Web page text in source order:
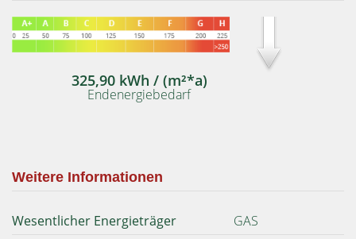
325,90 kWh / (m²*a)
Endenergiebedarf
Weitere Informationen
Wesentlicher Energieträger
GAS